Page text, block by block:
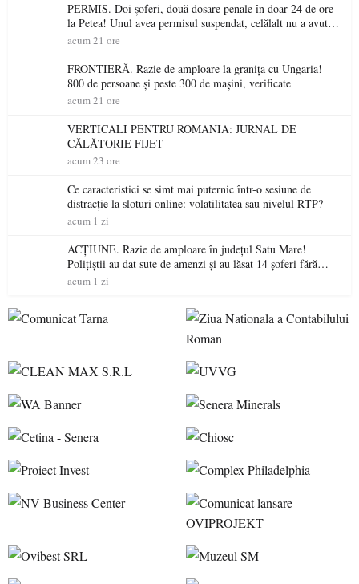
PERMIS. Doi șoferi, două dosare penale în doar 24 de ore
la Petea! Unul avea permisul suspendat, celălalt nu a avut
niciodată permis
acum 21 ore
FRONTIERĂ. Razie de amploare la granița cu Ungaria!
800 de persoane și peste 300 de mașini, verificate
acum 21 ore
VERTICALI PENTRU ROMÂNIA: JURNAL DE
CĂLĂTORIE FIJET
acum 23 ore
Ce caracteristici se simt mai puternic într-o sesiune de
distracție la sloturi online: volatilitatea sau nivelul RTP?
acum 1 zi
ACȚIUNE. Razie de amploare în județul Satu Mare!
Polițiștii au dat sute de amenzi și au lăsat 14 șoferi fără
permis într-o singură zi
acum 1 zi